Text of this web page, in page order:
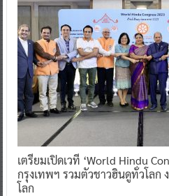
เตรียมเปิดเวที ‘World Hindu
กรุงเทพฯ รวมตัวชาวฮินดูทั่วโลก
โลก